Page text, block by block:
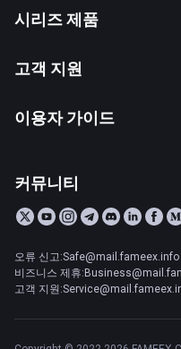
시리즈 제품
고객 지원
이용자 가이드
커뮤니티
오류 신고:Safe@mail.fameex.info
비즈니스 제휴
고객 지원